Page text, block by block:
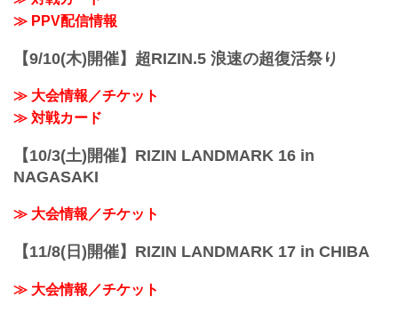
≫ PPV配信情報
【9/10(木)開催】超RIZIN.5 浪速の超復活祭り
≫ 大会情報／チケット
≫ 対戦カード
【10/3(土)開催】RIZIN LANDMARK 16 in
NAGASAKI
≫ 大会情報／チケット
【11/8(日)開催】RIZIN LANDMARK 17 in CHIBA
≫ 大会情報／チケット